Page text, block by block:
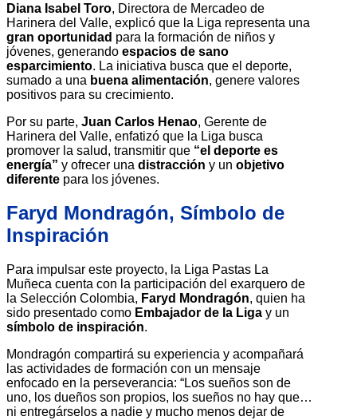
Diana Isabel Toro, Directora de Mercadeo de
Harinera del Valle, explicó que la Liga representa una
gran oportunidad para la formación de niños y
jóvenes, generando espacios de sano
esparcimiento. La iniciativa busca que el deporte,
sumado a una buena alimentación, genere valores
positivos para su crecimiento.
Por su parte, Juan Carlos Henao, Gerente de
Harinera del Valle, enfatizó que la Liga busca
promover la salud, transmitir que “el deporte es
energía” y ofrecer una distracción y un objetivo
diferente para los jóvenes.
Faryd Mondragón, Símbolo de
Inspiración
Para impulsar este proyecto, la Liga Pastas La
Muñeca cuenta con la participación del exarquero de
la Selección Colombia, Faryd Mondragón, quien ha
sido presentado como Embajador de la Liga y un
símbolo de inspiración.
Mondragón compartirá su experiencia y acompañará
las actividades de formación con un mensaje
enfocado en la perseverancia: “Los sueños son de
uno, los dueños son propios, los sueños no hay que…
ni entregárselos a nadie y mucho menos dejar de